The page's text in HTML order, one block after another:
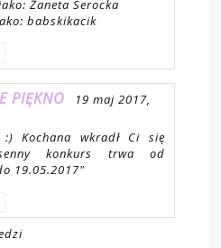
Żaneta Serocka
babskikacik
PIĘKNO 19 maj 2017,
:) Kochana wkradł Ci się
konkurs trwa od
19.05.2017"